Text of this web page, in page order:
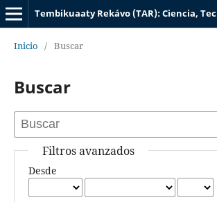
Inicio / Buscar
Buscar
Filtros avanzados
Desde